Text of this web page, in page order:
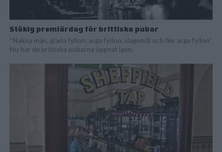
Stökig premiärdag för brittiska pubar
"Nakna män, glada fyllon, arga fyllon, slagsmål och fler arga fyllon”.
Nu har de brittiska pubarna öppnat igen.